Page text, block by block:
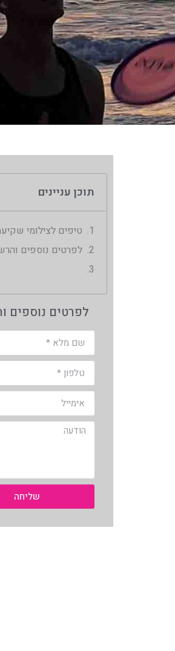
תוכן עניינים
טיפים לצילומי
לפרטים נוספים
לפרטים נוספים
שליחה